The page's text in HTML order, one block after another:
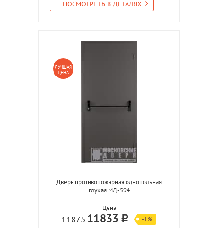
ПОСМОТРЕТЬ В ДЕТАЛЯХ
ЛУЧШАЯ
ЦЕНА
Дверь противопожарная однопольная
глухая МД-594
Цена
11875 11833 -1%